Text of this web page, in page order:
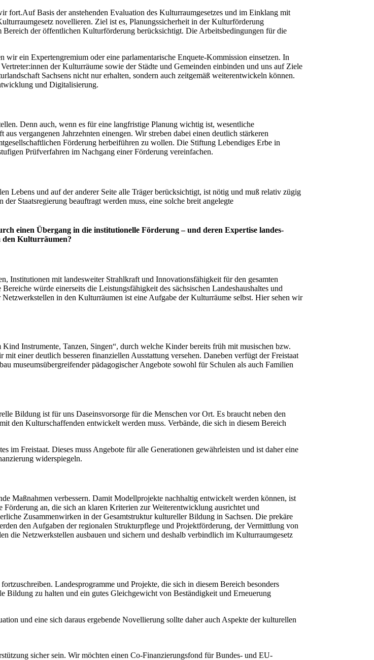
Basis der anstehenden Evaluation des Kulturraumgesetzes und im Einklang mit
novellieren. Ziel ist es, Planungssicherheit in der Kulturförderung
der öffentlichen Kulturförderung berücksichtigt. Die Arbeitsbedingungen für die
ein Expertengremium oder eine parlamentarische Enquete-Kommission einsetzen. In
der Kulturräume sowie der Städte und Gemeinden einbinden und uns auf Ziele
Sachsens nicht nur erhalten, sondern auch zeitgemäß weiterentwickeln können.
und Digitalisierung.
Denn auch, wenn es für eine langfristige Planung wichtig ist, wesentliche
vergangenen Jahrzehnten einengen. Wir streben dabei einen deutlich stärkeren
Förderung herbeiführen zu wollen. Die Stiftung Lebendiges Erbe in
Prüfverfahren im Nachgang einer Förderung vereinfachen.
Lebens und auf der anderer Seite alle Träger berücksichtigt, ist nötig und muß relativ zügig
Staatsregierung beauftragt werden muss, eine solche breit angelegte
einen Übergang in die institutionelle Förderung – und deren Expertise landes-
den Kulturräumen?
Institutionen mit landesweiter Strahlkraft und Innovationsfähigkeit für den gesamten
würde einerseits die Leistungsfähigkeit des sächsischen Landeshaushaltes und
in den Kulturräumen ist eine Aufgabe der Kulturräume selbst. Hier sehen wir
Instrumente, Tanzen, Singen“, durch welche Kinder bereits früh mit musischen bzw.
einer deutlich besseren finanziellen Ausstattung versehen. Daneben verfügt der Freistaat
museumsübergreifender pädagogischer Angebote sowohl für Schulen als auch Familien
Bildung ist für uns Daseinsvorsorge für die Menschen vor Ort. Es braucht neben den
den Kulturschaffenden entwickelt werden muss. Verbände, die sich in diesem Bereich
Freistaat. Dieses muss Angebote für alle Generationen gewährleisten und ist daher eine
widerspiegeln.
Maßnahmen verbessern. Damit Modellprojekte nachhaltig entwickelt werden können, ist
an, die sich an klaren Kriterien zur Weiterentwicklung ausrichtet und
Zusammenwirken in der Gesamtstruktur kultureller Bildung in Sachsen. Die prekäre
den Aufgaben der regionalen Strukturpflege und Projektförderung, der Vermittlung von
die Netzwerkstellen ausbauen und sichern und deshalb verbindlich im Kulturraumgesetz
Landesprogramme und Projekte, die sich in diesem Bereich besonders
Bildung zu halten und ein gutes Gleichgewicht von Beständigkeit und Erneuerung
und eine sich daraus ergebende Novellierung sollte daher auch Aspekte der kulturellen
sicher sein. Wir möchten einen Co-Finanzierungsfond für Bundes- und EU-